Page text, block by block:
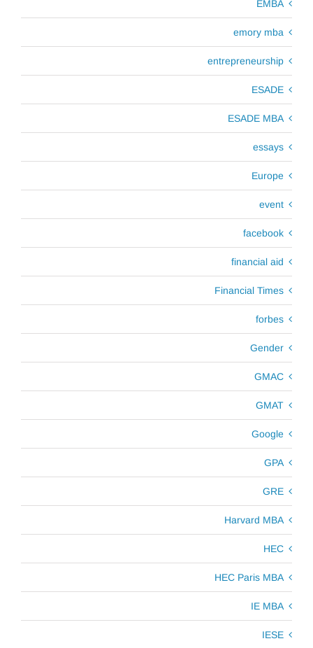
EMBA
emory mba
entrepreneurship
ESADE
ESADE MBA
essays
Europe
event
facebook
financial aid
Financial Times
forbes
Gender
GMAC
GMAT
Google
GPA
GRE
Harvard MBA
HEC
HEC Paris MBA
IE MBA
IESE